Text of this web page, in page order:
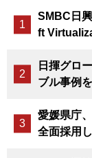
SMBC日
ft
日揮グロ
ブル事例
愛媛県庁
全面採用